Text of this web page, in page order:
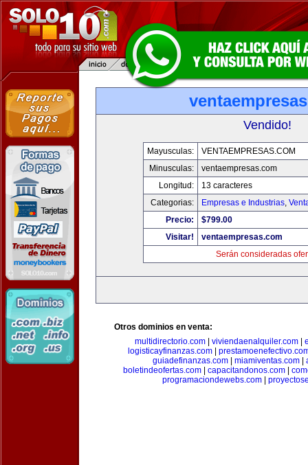
Vendido!
Mayusculas:
VENTAEMPRESAS.COM
Minusculas:
ventaempresas.com
Longitud:
13 caracteres
Categorias:
Empresas e Industrias,
Precio:
$799.00
Visitar!
ventaempresas.com
Serán consideradas
Otros dominios en venta:
multidirectorio.com| viviendaenalquiler.com|
logisticayfinanzas.com|
guiadefinanzas.com
miamiventas.com
boletindeofertas.com| capacitandonos.com|
programaciondewebs.com|